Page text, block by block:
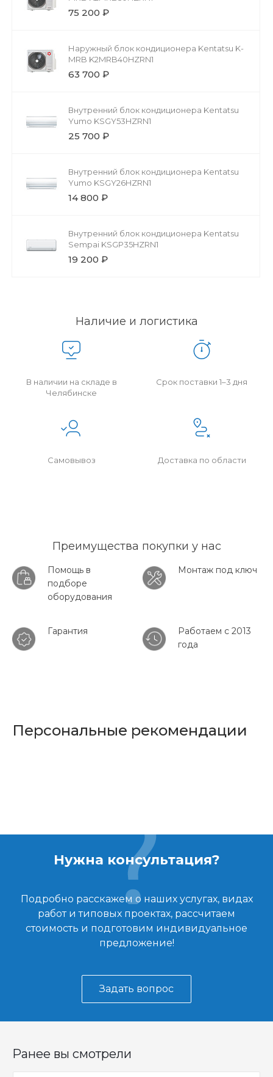
75 200 ₽
Наружный блок кондиционера Kentatsu K-
MRB K2MRB40HZRN1
63 700 ₽
Внутренний блок кондиционера Kentatsu
Yumo KSGY53HZRN1
25 700 ₽
Внутренний блок кондиционера Kentatsu
Yumo KSGY26HZRN1
14 800 ₽
Внутренний блок кондиционера Kentatsu
Sempai KSGP35HZRN1
19 200 ₽
Наличие и логистика
В наличии на складе в
Челябинске
Срок поставки 1–3 дня
Самовывоз Доставка по области
Преимущества покупки у нас
Помощь в
подборе
оборудования
Монтаж под ключ
Гарантия
Работаем с 2013
года
Персональные рекомендации
Нужна консультация?
Подробно расскажем о наших услугах, видах
работ и типовых проектах, рассчитаем
стоимость и подготовим индивидуальное
предложение!
Задать вопрос
Ранее вы смотрели